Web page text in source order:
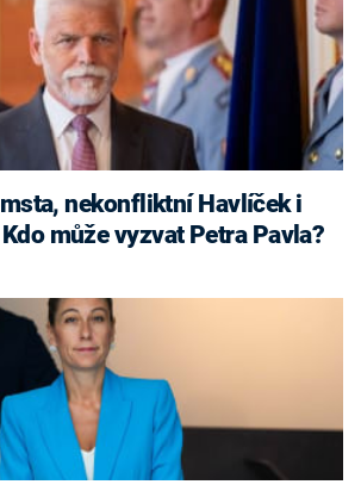
může vyzvat Petra Pavla?